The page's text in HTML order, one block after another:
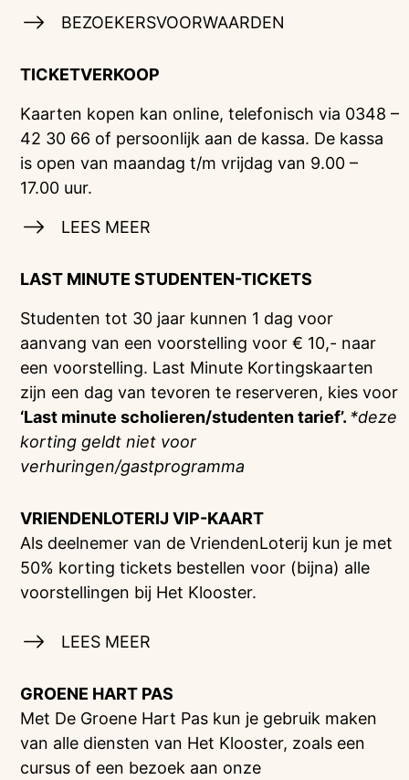
BEZOEKERSVOORWAARDEN
TICKETVERKOOP
Kaarten kopen kan online, telefonisch via 0348 –
42 30 66 of persoonlijk aan de kassa. De kassa
is open van maandag t/m vrijdag van 9.00 –
17.00 uur.
LEES MEER
LAST MINUTE STUDENTEN-TICKETS
Studenten tot 30 jaar kunnen 1 dag voor
aanvang van een voorstelling voor € 10,- naar
een voorstelling. Last Minute Kortingskaarten
zijn een dag van tevoren te reserveren, kies voor
‘Last minute scholieren/studenten tarief’. *deze
korting geldt niet voor
verhuringen/gastprogramma
VRIENDENLOTERIJVIP-KAART
Als deelnemer van de VriendenLoterij kun je met
50% korting tickets bestellen voor (bijna) alle
voorstellingen bij Het Klooster.
LEES MEER
GROENE HART PAS
Met De Groene Hart Pas kun je gebruik maken
van alle diensten van Het Klooster, zoals een
cursus of een bezoek aan onze